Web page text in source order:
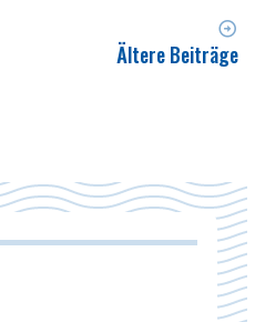
Ältere Beiträge